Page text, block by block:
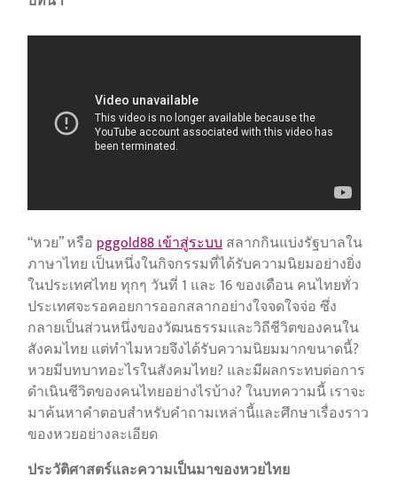
“หวย” หรือ pggold88 เข้าสู่ระบบสลากกินแบ่งรัฐบาลใน
ภาษาไทย เป็นหนึ่งในกิจกรรมที่ได้รับความนิยมอย่างยิ่ง
ในประเทศไทย ทุกๆ วันที่ 1 และ 16 ของเดือน คนไทยทั่ว
ประเทศจะรอคอยการออกสลากอย่างใจจดใจจ่อ ซึ่ง
กลายเป็นส่วนหนึ่งของวัฒนธรรมและวิถีชีวิตของคนใน
สังคมไทย แต่ทำไมหวยจึงได้รับความนิยมมากขนาดนี้?
หวยมีบทบาทอะไรในสังคมไทย? และมีผลกระทบต่อการ
ดำเนินชีวิตของคนไทยอย่างไรบ้าง? ในบทความนี้ เราจะ
มาค้นหาคำตอบสำหรับคำถามเหล่านี้และศึกษาเรื่องราว
ของหวยอย่างละเอียด
ประวัติศาสตร์และความเป็นมาของหวยไทย